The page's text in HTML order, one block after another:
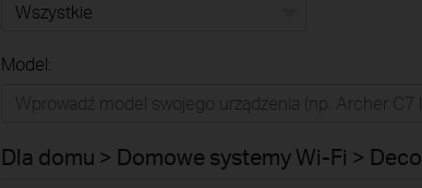
Dla biznesu
Model:
Dla domu > Domowe systemy Wi-Fi > Deco